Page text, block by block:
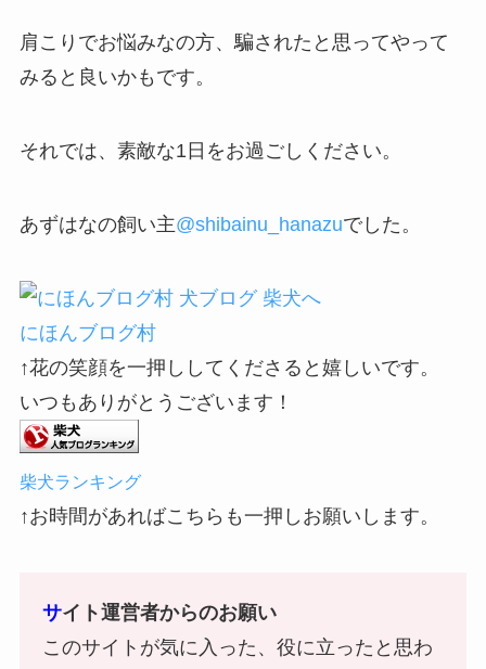
肩こりでお悩みなの方、騙されたと思ってやって
みると良いかもです。
それでは、素敵な1日をお過ごしください。
あずはなの飼い主@shibainu_hanazuでした。
にほんブログ村
↑花の笑顔を一押ししてくださると嬉しいです。
いつもありがとうございます！
柴犬ランキング
↑お時間があればこちらも一押しお願いします。
サイト運営者からのお願い
このサイトが気に入った、役に立ったと思わ